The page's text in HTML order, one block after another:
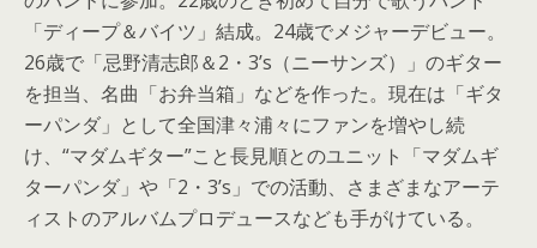
「ディープ＆バイツ」結成。24歳でメジャーデビュー。
26歳で「忌野清志郎＆2・3’s（ニーサンズ）」のギター
を担当、名曲「お弁当箱」などを作った。現在は「ギタ
ーパンダ」として全国津々浦々にファンを増やし続
け、“マダムギター”こと長見順とのユニット「マダムギ
ターパンダ」や「2・3’s」での活動、さまざまなアーテ
ィストのアルバムプロデュースなども手がけている。